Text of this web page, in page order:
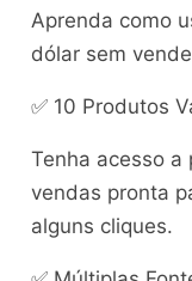
Aprenda como
dólar sem
✅ 10 Produtos
Tenha acesso
vendas pronta
alguns cliques.